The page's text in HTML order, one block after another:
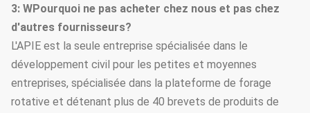
3: WPourquoi ne pas acheter chez nous et pas chez
d'autres fournisseurs?
L'APIE est la seule entreprise spécialisée dans le
développement civil pour les petites et moyennes
entreprises, spécialisée dans la plateforme de forage
rotative et détenant plus de 40 brevets de produits de